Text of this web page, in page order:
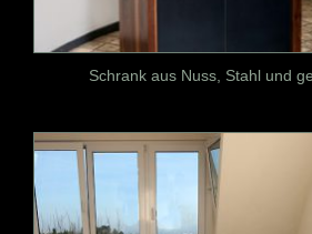
Schrank aus Nuss, Stahl und